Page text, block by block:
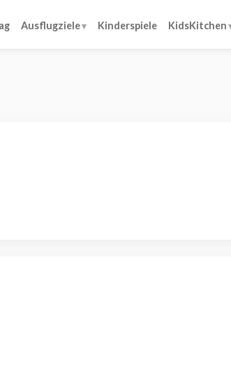
Ausflugziele Kinderspiele KidsKitchen